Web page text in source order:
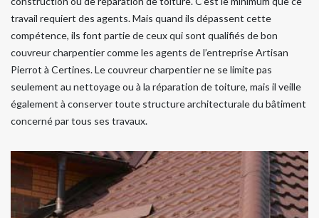
travail requiert des agents. Mais quand ils dépassent cette
compétence, ils font partie de ceux qui sont qualifiés de bon
couvreur charpentier comme les agents de l’entreprise Artisan
Pierrot à Certines. Le couvreur charpentier ne se limite pas
seulement au nettoyage ou à la réparation de toiture, mais il veille
également à conserver toute structure architecturale du bâtiment
concerné par tous ses travaux.